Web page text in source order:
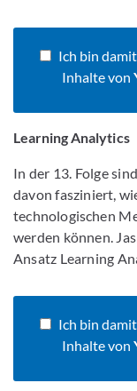
Ich bin
Inhalte von
Learning Analytics
In der 13. Folge
davon fasziniert,
technologischen
werden können.
Ansatz Learning
Ich bin
Inhalte von